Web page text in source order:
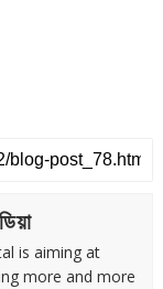
is aiming at
more and more